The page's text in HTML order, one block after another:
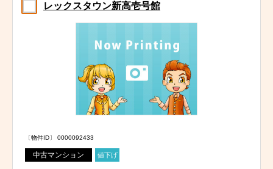
レックスタウン新高壱号館
〔物件ID〕 0000092433
中古マンション 値下げ